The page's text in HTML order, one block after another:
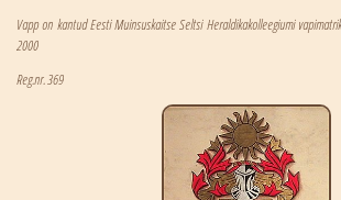
Vapp on kantud Eesti Muinsuskaitse Seltsi Heraldikakolleegiumi
2000
Reg.nr. 369